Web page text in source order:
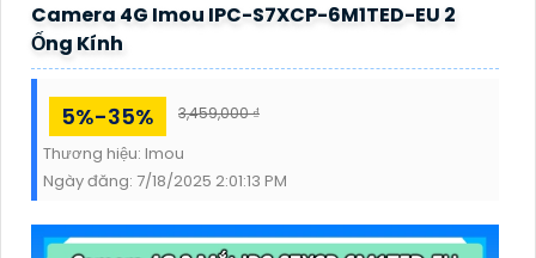
Camera 4G Imou IPC-S7XCP-6M1TED-EU 2
Ống Kính
5%-35% 3,459,000 ₫
Thương hiệu: Imou
Ngày đăng: 7/18/2025 2:01:13 PM